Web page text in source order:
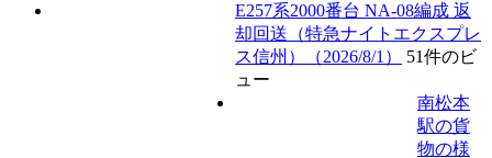
E257系2000番台 NA-08編成 返
却回送（特急ナイトエクスプレ
ス信州）（2026/8/1）
51件のビ
ュー
南松本
駅の貨
物の様